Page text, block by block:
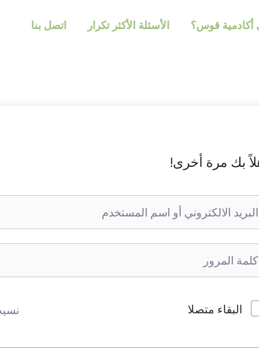
قوس؟ الأسئلة الأكثر تكرار اتصل بنا
بك مرة أخرى!
البقاء متصلا